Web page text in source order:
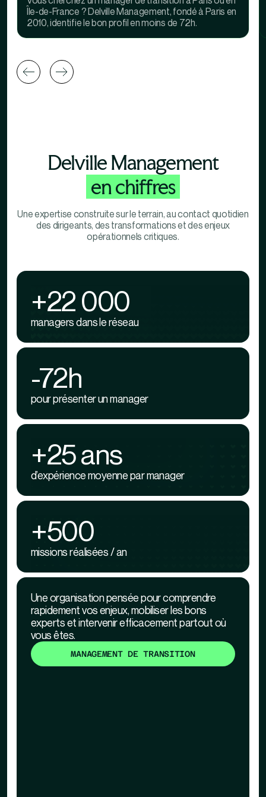
Île-de-France ? Delville Management, fondé à Paris en
2010, identifie le bon profil en moins de 72h.
Delville Management
en chiffres
Une expertise construite sur le terrain, au contact quotidien
des dirigeants, des transformations et des enjeux
opérationnels critiques.
+22 000
managers dans le réseau
-72h
pour présenter un manager
Une organisation pensée pour comprendre
rapidement vos enjeux, mobiliser les bons
experts et intervenir efficacement partout où
vous êtes.
MANAGEMENT DE TRANSITION
+25 ans
d’expérience moyenne par manager
+500
missions réalisées / an